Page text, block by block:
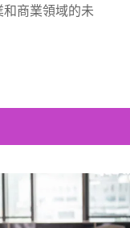
商業領域的未